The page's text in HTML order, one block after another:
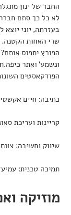
החבר של ינון
לא כל כך סתם
בעזרתה, יוני יוצא
שרי האחות הקטנה.
הפורץ יתפוס
ונשמע' ואתר
הפודקאסטים
כתיבה: חיים
קריינות ועריכת
שיווק וחשיבה:
תמיכה טכנית:
מוזיקה